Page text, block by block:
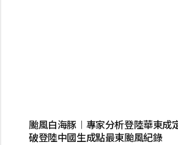
颱風白海豚︱專家分析登陸華東成
破登陸中國生成點最東颱風紀錄